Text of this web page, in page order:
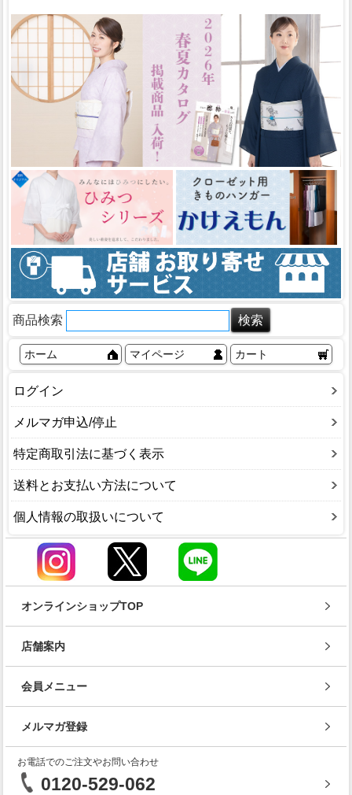
商品検索
ホーム マイページ カート
ログイン
メルマガ申込/停止
特定商取引法に基づく表示
送料とお支払い方法について
個人情報の取扱いについて
オンラインショップTOP
店舗案内
会員メニュー
メルマガ登録
お電話でのご注文やお問い合わせ
0120-529-062